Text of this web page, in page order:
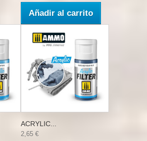
Añadir al carrito
ACRYLIC...
2,65 €